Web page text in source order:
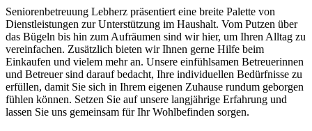
Seniorenbetreuung Lebherz präsentiert eine breite Palette von
Dienstleistungen zur Unterstützung im Haushalt. Vom Putzen über
das Bügeln bis hin zum Aufräumen sind wir hier, um Ihren Alltag zu
vereinfachen. Zusätzlich bieten wir Ihnen gerne Hilfe beim
Einkaufen und vielem mehr an. Unsere einfühlsamen Betreuerinnen
und Betreuer sind darauf bedacht, Ihre individuellen Bedürfnisse zu
erfüllen, damit Sie sich in Ihrem eigenen Zuhause rundum geborgen
fühlen können. Setzen Sie auf unsere langjährige Erfahrung und
lassen Sie uns gemeinsam für Ihr Wohlbefinden sorgen.